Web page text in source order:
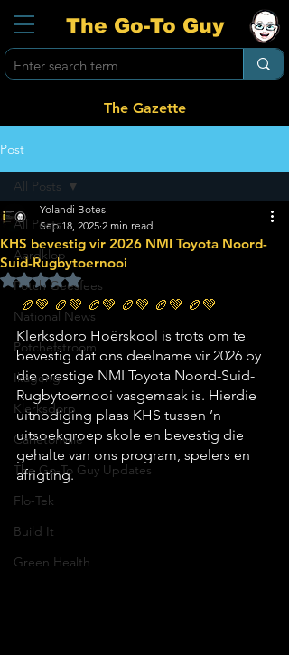
The Go-To Guy
The Gazette
Post
All Posts
Aardklop
Potch Geesfees
National News
Potchefstroom
Ikageng
Klerksdorp
Carletonville
The Go-To Guy Updates
Flo-Tek
Build It
Green Health
All Posts
KHS bevestig vir 2026 NMI Toyota Noord-
Suid-Rugbytoernooi
Yolandi Botes
Sep 18, 2025 2 min read
Rated NaN out of 5 stars.
🏉💚 🏉💚 🏉💚 🏉💚 🏉💚 🏉💚
Klerksdorp Hoërskool is trots om te
bevestig dat ons deelname vir 2026 by
die prestige NMI Toyota Noord-Suid-
Rugbytoernooi vasgemaak is. Hierdie
uitnodiging plaas KHS tussen ’n
uitsoekgroep skole en bevestig die
gehalte van ons program, spelers en
afrigting.